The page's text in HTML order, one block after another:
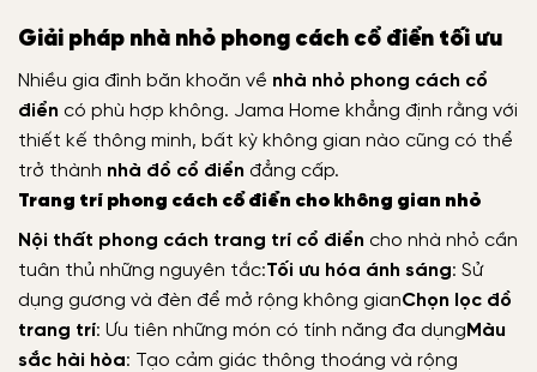
Giải pháp nhà nhỏ phong cách cổ điển tối ưu
Nhiều gia đình băn khoăn về nhà nhỏ phong cách cổ
điển có phù hợp không. Jama Home khẳng định rằng với
thiết kế thông minh, bất kỳ không gian nào cũng có thể
trở thành nhà đồ cổ điển đẳng cấp.
Trang trí phong cách cổ điển cho không gian nhỏ
Nội thất phong cách trang trí cổ điển cho nhà nhỏ cần
tuân thủ những nguyên tắc:Tối ưu hóa ánh sáng: Sử
dụng gương và đèn để mở rộng không gianChọn lọc đồ
trang trí: Ưu tiên những món có tính năng đa dụng Màu
sắc hài hòa: Tạo cảm giác thông thoáng và rộng